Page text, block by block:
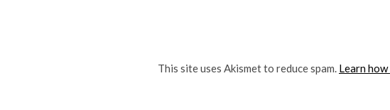
This site uses Akismet to reduce spam. Learn